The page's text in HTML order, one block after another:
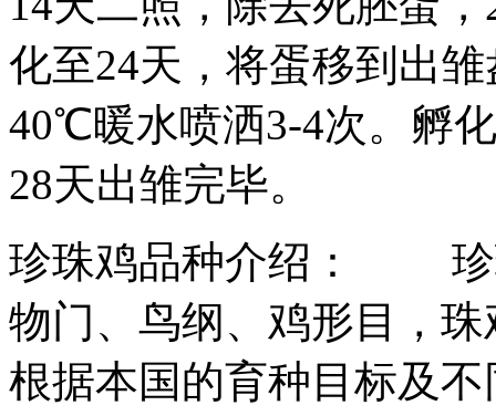
化至24天，将蛋移到出
40℃暖水喷洒3-4次。孵
28天出雏完毕。
珍珠鸡品种介绍： 珍
物门、鸟纲、鸡形目，
根据本国的育种目标及